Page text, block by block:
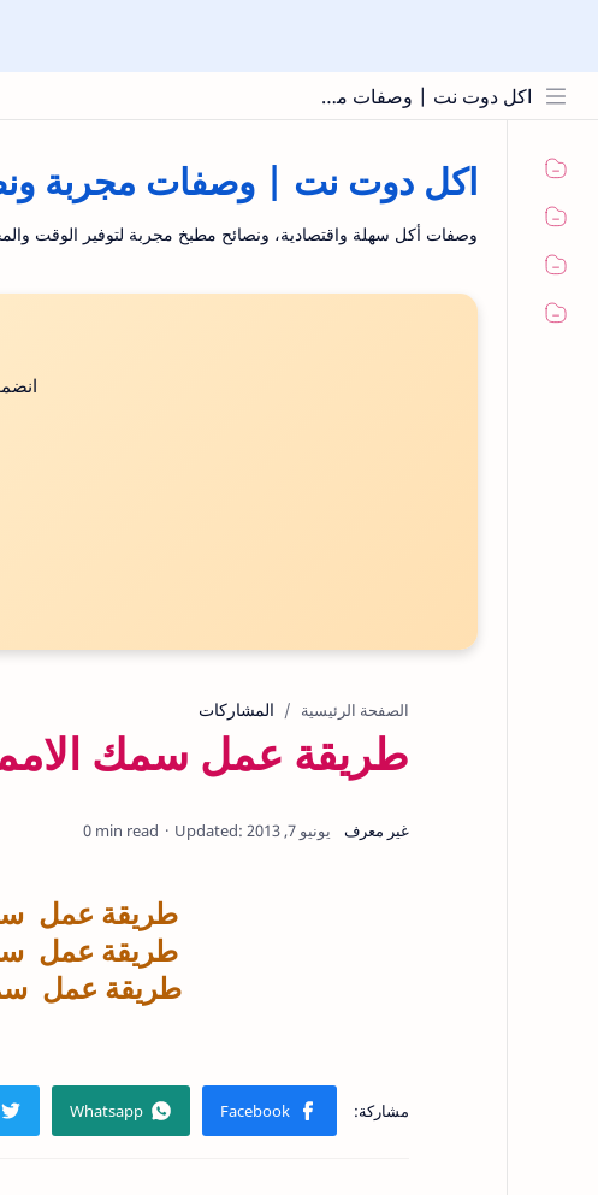
اكل دوت نت | وصفات مجربة ونصائح المطبخ
اكل دوت نت | وصفات مجربة
وصفات أكل سهلة واقتصادية، ونصائح مطبخ مجربة لتوفير الوقت
الصفحة الرئيسية المشاركات
طريقة عمل سمك
0 min read
طريقة عمل
طريقة عمل
طريقة عمل